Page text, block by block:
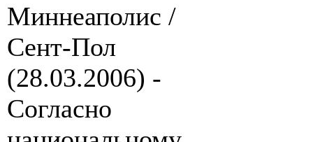
Миннеаполис /
Сент-Пол
(28.03.2006) -
Согласно